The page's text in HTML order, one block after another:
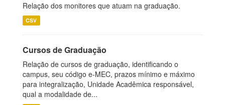
Relação dos monitores que atuam na graduação.
CSV
Cursos de Graduação
Relação de cursos de graduação, identificando o
campus, seu código e-MEC, prazos mínimo e máximo
para integralização, Unidade Acadêmica responsável,
qual a modalidade de...